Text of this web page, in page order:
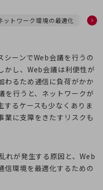
ットワーク環境の最適化 情
シーンでWeb会議を行うの
かし、Web会議は利便性が
わるため通信に負荷がかか
を行うと、ネットワークが
するケースも少なくありま
業に支障をきたすリスクも
れが発生する原因と、Web
信環境を最適化するための